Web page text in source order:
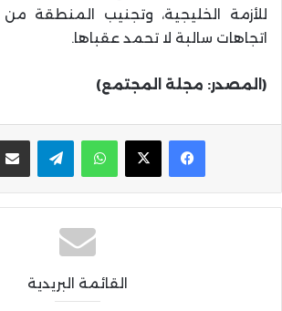
للأزمة الخليجية، وتجنيب المنطقة
اتجاهات سالبة لا تحمد عقباها.
(المصدر: مجلة المجتمع)
واتساب تيلقرام
القائمة البريدية